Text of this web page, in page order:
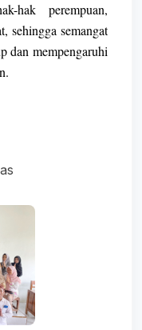
hak perempuan,
sehingga semangat
dan mempengaruhi